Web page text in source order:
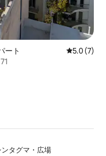
ート レビュー7
5.0 (7)
ンタグマ・広場